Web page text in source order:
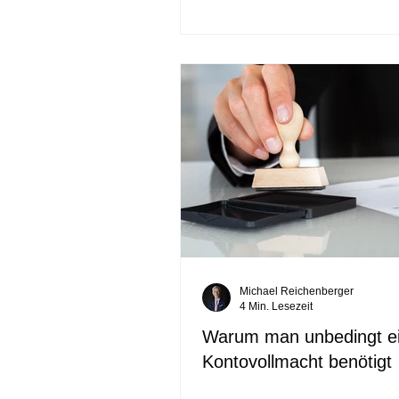
Warum man unbedingt
Kontovollmacht benötigt
Michael Reichenberger
4 Min. Lesezeit